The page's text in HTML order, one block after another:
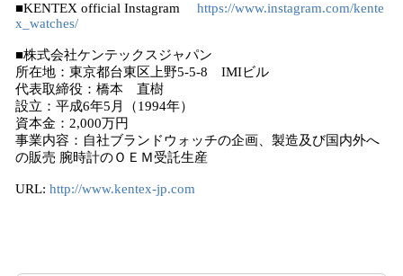
■KENTEX official Instagram https://www.instagram.com/kente
x_watches/
■株式会社ケンテックスジャパン
所在地：東京都台東区上野5-5-8 IMIビル
代表取締役：橋本 直樹
設立：平成6年5月（1994年）
資本金：2,000万円
事業内容：自社ブランドウォッチの企画、製造及び国内外へ
の販売 腕時計のＯＥＭ受託生産
URL: http://www.kentex-jp.com